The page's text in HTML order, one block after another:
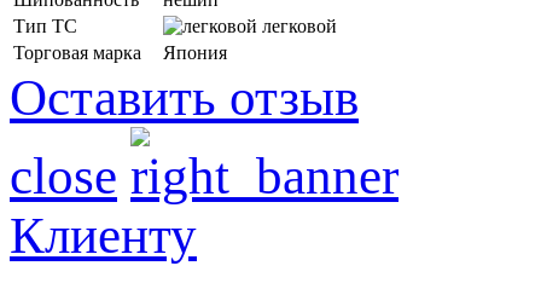
Тип ТС
легковой
Торговая марка
Япония
Оставить отзыв
close
Клиенту